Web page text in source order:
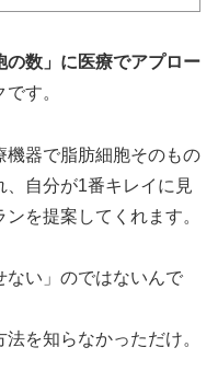
の数」に医療でアプロー
す。
機器で脂肪細胞そのもの
、自分が1番キレイに見
を提案してくれます。
ない」のではないんで
を知らなかっただけ。